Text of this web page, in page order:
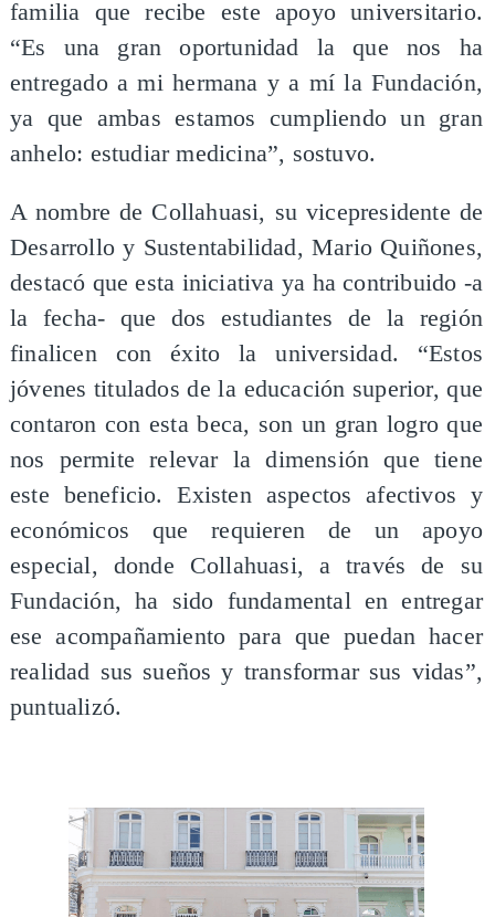
familia que recibe este apoyo universitario.
“Es una gran oportunidad la que nos ha
entregado a mi hermana y a mí la Fundación,
ya que ambas estamos cumpliendo un gran
anhelo: estudiar medicina”, sostuvo.
A nombre de Collahuasi, su vicepresidente de
Desarrollo y Sustentabilidad, Mario Quiñones,
destacó que esta iniciativa ya ha contribuido -a
la fecha- que dos estudiantes de la región
finalicen con éxito la universidad. “Estos
jóvenes titulados de la educación superior, que
contaron con esta beca, son un gran logro que
nos permite relevar la dimensión que tiene
este beneficio. Existen aspectos afectivos y
económicos que requieren de un apoyo
especial, donde Collahuasi, a través de su
Fundación, ha sido fundamental en entregar
ese acompañamiento para que puedan hacer
realidad sus sueños y transformar sus vidas”,
puntualizó.